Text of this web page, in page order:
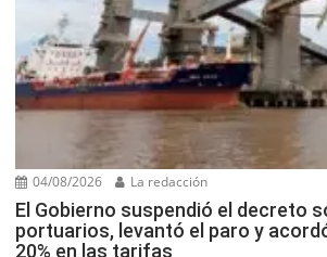
04/08/2026 La redacción
El Gobierno suspendió el decreto
portuarios, levantó el paro y
20% en las tarifas